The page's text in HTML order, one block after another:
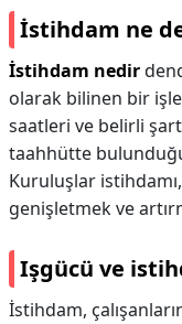
İstihdam ne
İstihdam nedir
olarak bilinen bir
saatleri ve belirli
taahhütte
Kuruluşlar
genişletmek ve
Işgücü ve
İstihdam,